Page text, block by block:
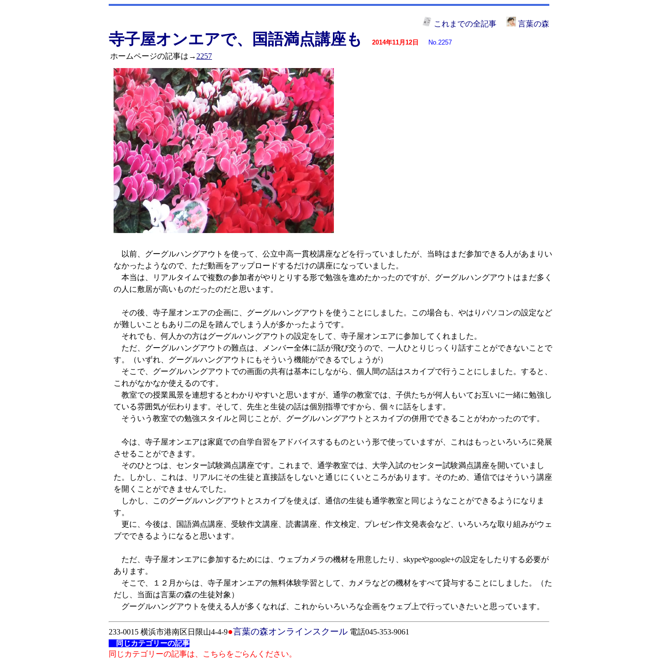
これまでの全記事 言葉の森
寺子屋オンエアで、国語満点講座も 2014年11月12日 No.2257
ホームページの記事は→ 2257
以前、グーグルハングアウトを使って、公立中高一貫校講座などを行っていましたが、当時はまだ参加できる人があまりい
なかったようなので、ただ動画をアップロードするだけの講座になっていました。
本当は、リアルタイムで複数の参加者がやりとりする形で勉強を進めたかったのですが、グーグルハングアウトはまだ多く
の人に敷居が高いものだったのだと思います。
その後、寺子屋オンエアの企画に、グーグルハングアウトを使うことにしました。この場合も、やはりパソコンの設定など
が難しいこともあり二の足を踏んでしまう人が多かったようです。
それでも、何人かの方はグーグルハングアウトの設定をして、寺子屋オンエアに参加してくれました。
ただ、グーグルハングアウトの難点は、メンバー全体に話が飛び交うので、一人ひとりじっくり話すことができないことで
す。（いずれ、グーグルハングアウトにもそういう機能ができるでしょうが）
そこで、グーグルハングアウトでの画面の共有は基本にしながら、個人間の話はスカイプで行うことにしました。すると、
これがなかなか使えるのです。
教室での授業風景を連想するとわかりやすいと思いますが、通学の教室では、子供たちが何人もいてお互いに一緒に勉強し
ている雰囲気が伝わります。そして、先生と生徒の話は個別指導ですから、個々に話をします。
そういう教室での勉強スタイルと同じことが、グーグルハングアウトとスカイプの併用でできることがわかったのです。
今は、寺子屋オンエアは家庭での自学自習をアドバイスするものという形で使っていますが、これはもっといろいろに発展
させることができます。
そのひとつは、センター試験満点講座です。これまで、通学教室では、大学入試のセンター試験満点講座を開いていまし
た。しかし、これは、リアルにその生徒と直接話をしないと通じにくいところがあります。そのため、通信ではそういう講座
を開くことができませんでした。
しかし、このグーグルハングアウトとスカイプを使えば、通信の生徒も通学教室と同じようなことができるようになりま
す。
更に、今後は、国語満点講座、受験作文講座、読書講座、作文検定、プレゼン作文発表会など、いろいろな取り組みがウェ
ブでできるようになると思います。
ただ、寺子屋オンエアに参加するためには、ウェブカメラの機材を用意したり、skypeやgoogle+の設定をしたりする必要が
あります。
そこで、１２月からは、寺子屋オンエアの無料体験学習として、カメラなどの機材をすべて貸与することにしました。（た
だし、当面は言葉の森の生徒対象）
グーグルハングアウトを使える人が多くなれば、これからいろいろな企画をウェブ上で行っていきたいと思っています。
233-0015 横浜市港南区日限山4-4-9●言葉の森オンラインスクール 電話045-353-9061
同じカテゴリーの記事
同じカテゴリーの記事は、こちらをごらんください。